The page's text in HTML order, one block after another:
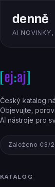
denně
AI NOVINKY,
Český katalog
Objevujte,
AI nástroje pro
Založeno 03/
KATALOG